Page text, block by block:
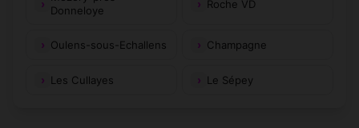
Donneloye
Roche VD
Oulens-sous-Echallens Champagne
Les Cullayes Le Sépey